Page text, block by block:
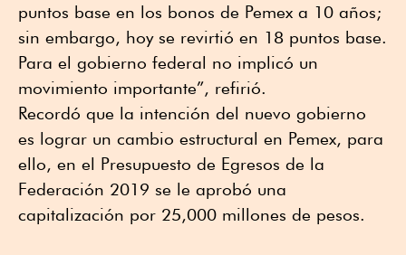
puntos base en los bonos de Pemex a 10 años;
sin embargo, hoy se revirtió en 18 puntos base.
Para el gobierno federal no implicó un
movimiento importante”, refirió.
Recordó que la intención del nuevo gobierno
es lograr un cambio estructural en Pemex, para
ello, en el Presupuesto de Egresos de la
Federación 2019 se le aprobó una
capitalización por 25,000 millones de pesos.